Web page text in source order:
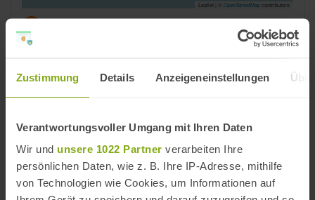
Zustimmung Details Anzeigeneinstellungen
Verantwortungsvoller Umgang mit Ihren Daten
Wir und unsere 1022 Partner verarbeiten Ihre
persönlichen Daten, wie z. B. Ihre IP-Adresse, mithilfe
von Technologien wie Cookies, um Informationen auf
Leaflet | © OpenStreetMapcontributors
Isla Cristina
Strände
Provinz Huelva Strände
Strände in der Nähe